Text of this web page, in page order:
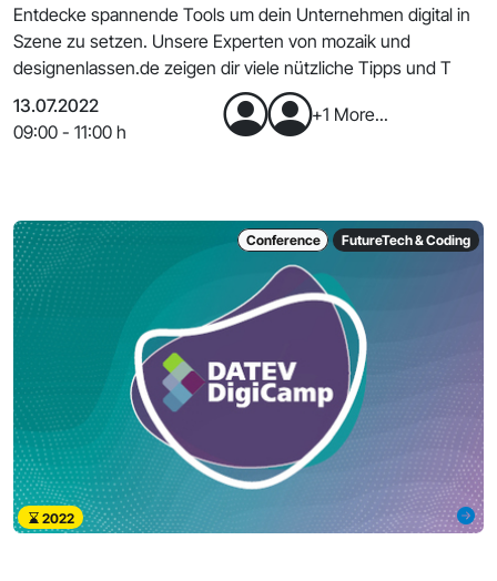
Entdecke spannende Tools um dein Unternehmen digital in
Szene zu setzen. Unsere Experten von mozaik und
designenlassen.de zeigen dir viele nützliche Tipps und T
13.07.2022
09:00 - 11:00 h
+1 More...
Conference FutureTech & Coding
2022